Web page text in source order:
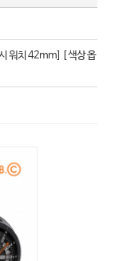
워치 42mm] [ 색상 옵